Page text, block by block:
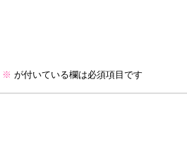
※ が付いている欄は必須項目です